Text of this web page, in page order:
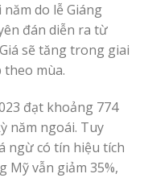
do lễ Giáng
đán diễn ra từ
sẽ tăng trong giai
mùa.
đạt khoảng 774
năm ngoái. Tuy
ngừ có tín hiệu tích
Mỹ vẫn giảm 35%,